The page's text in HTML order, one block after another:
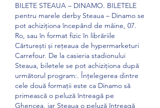
BILETE STEAUA – DINAMO. BILETELE
pentru marele derby Steaua – Dinamo se
pot achiziționa începând de mâine, 07.
Ro, sau în format fizic în librăriile
Cărturești și rețeaua de hypermarketuri
Carrefour. De la casieria stadionului
Steaua, biletele se pot achiziționa după
următorul program:. Înțelegerea dintre
cele două formații este ca Dinamo să
primească o peluză întreagă pe
Ghencea, iar Steaua o peluză întreagă